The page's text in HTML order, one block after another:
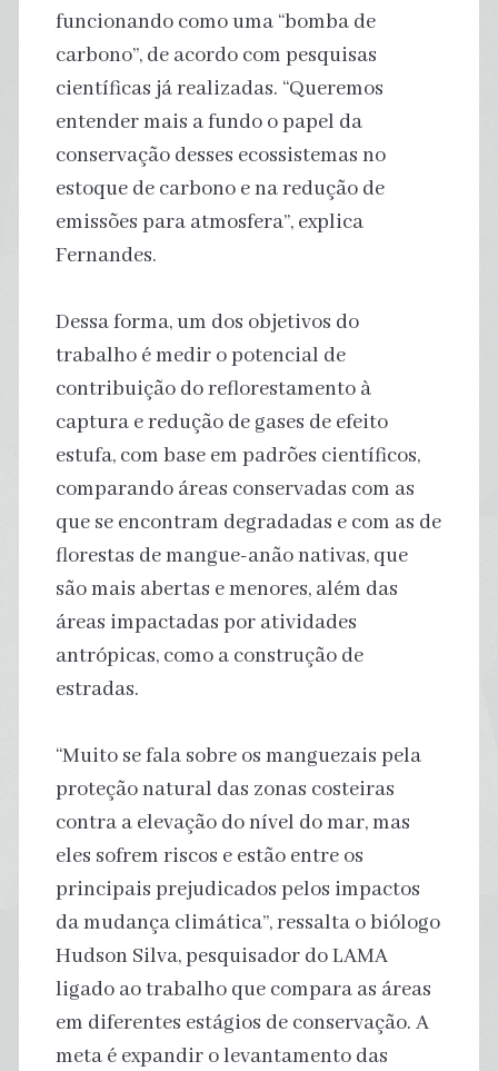
funcionando como uma “bomba de
carbono”, de acordo com pesquisas
científicas já realizadas. “Queremos
entender mais a fundo o papel da
conservação desses ecossistemas no
estoque de carbono e na redução de
emissões para atmosfera”, explica
Fernandes.
Dessa forma, um dos objetivos do
trabalho é medir o potencial de
contribuição do reflorestamento à
captura e redução de gases de efeito
estufa, com base em padrões científicos,
comparando áreas conservadas com as
que se encontram degradadas e com as de
florestas de mangue-anão nativas, que
são mais abertas e menores, além das
áreas impactadas por atividades
antrópicas, como a construção de
estradas.
“Muito se fala sobre os manguezais pela
proteção natural das zonas costeiras
contra a elevação do nível do mar, mas
eles sofrem riscos e estão entre os
principais prejudicados pelos impactos
da mudança climática”, ressalta o biólogo
Hudson Silva, pesquisador do LAMA
ligado ao trabalho que compara as áreas
em diferentes estágios de conservação. A
meta é expandir o levantamento das